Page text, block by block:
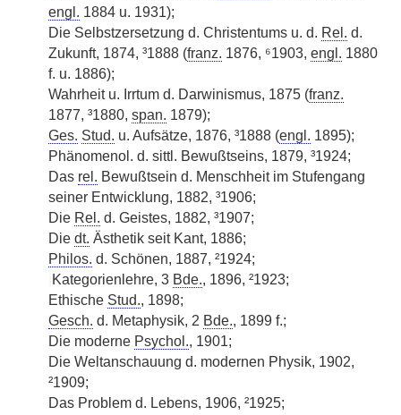
engl. 1884 u. 1931);
Die Selbstzersetzung d. Christentums u. d. Rel. d.
Zukunft, 1874, ³1888 (franz. 1876, ⁶1903, engl. 1880
f. u. 1886);
Wahrheit u. Irrtum d. Darwinismus, 1875 (franz.
1877, ³1880, span. 1879);
Ges. Stud. u. Aufsätze, 1876, ³1888 (engl. 1895);
Phänomenol. d. sittl. Bewußtseins, 1879, ³1924;
Das rel. Bewußtsein d. Menschheit im Stufengang
seiner Entwicklung, 1882, ³1906;
Die Rel. d. Geistes, 1882, ³1907;
Die dt. Ästhetik seit Kant, 1886;
Philos. d. Schönen, 1887, ²1924;
Kategorienlehre, 3 Bde., 1896, ²1923;
Ethische Stud., 1898;
Gesch. d. Metaphysik, 2 Bde., 1899 f.;
Die moderne Psychol., 1901;
Die Weltanschauung d. modernen Physik, 1902,
²1909;
Das Problem d. Lebens, 1906, ²1925;